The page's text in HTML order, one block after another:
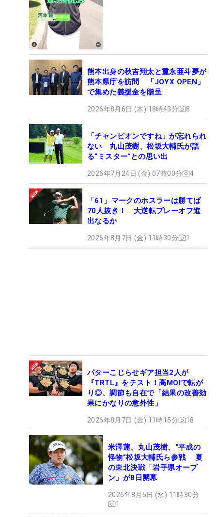
熊本出身の秋吉翔太と重永亜斗夢が
熊本県庁を訪問 「JOYX OPEN」
で集めた義援金を贈呈
2026年8月6日 (木) 18時43分 8
「チャンピオンですね」が忘れられ
ない 丸山茂樹、松坂大輔氏が語
る“ミスター”との思い出
2026年7月24日 (金) 07時00分 4
「61」マークのホスラーは勝てば
70人抜き！ 大逆転プレーオフ進
出なるか
2026年8月7日 (金) 11時30分 1
パターこじらせギア担当2人が
『TRTL』をテスト！高MOIで転が
り◎、調節も自在で「結果の改善効
果にかなりの意外性」
2026年8月7日 (金) 11時15分 18
米澤蓮、丸山茂樹、“平成の
怪物”松坂大輔氏ら参戦 夏
の東北決戦「岩手県オープ
ン」が8日開幕
2026年8月5日 (水) 11時30分
1